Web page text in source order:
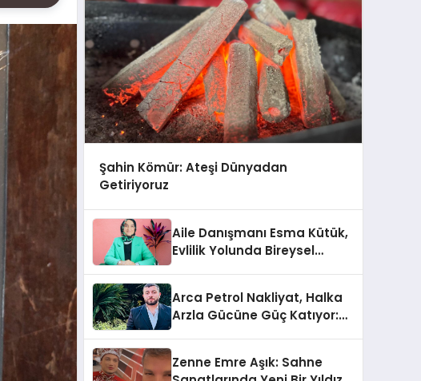
Şahin Kömür: Ateşi Dünyadan
Getiriyoruz
Aile Danışmanı Esma Kütük,
Evlilik Yolunda Bireysel
Arca Petrol Nakliyat, Halka
Arzla Gücüne Güç Katıyor:
Yatırım
Zenne Emre Aşık: Sahne